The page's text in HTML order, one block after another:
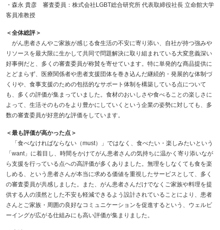
・森永 貴彦 審査委員：株式会社LGBT総合研究所 代表取締役社長 立命館大学
客員准教授
＜全体総評＞
がん患者さんやご家族が感じる食生活の不安に寄り添い、自社が持つ強みや
リソースを最大限に生かして共同で問題解決に取り組まれている大変意義深い
好事例だと、多くの審査委員が称賛を寄せています。特に単発的な商品提供に
とどまらず、医療関係者や患者支援団体を巻き込んだ継続的・発展的な体制づ
くりや、食事支援のための包括的なサポート体制を構築している点について
も、多くの評価が集まっていました。食材のおいしさや食べることの楽しさに
よって、生活そのものをより豊かにしていくという企業の姿勢に対しても、多
数の審査委員が好意的な評価をしています。
＜最も評価が高かった点＞
「食べなければならない（must）」ではなく、食べたい・楽しみたいという
「want」に着目し、時間をかけてがん患者さんの気持ちに温かく寄り添いなが
ら支援を行っている点への高評価が多くありました。無理をしなくても食を楽
しめる、という患者さんが本当に求める価値を重視したサービスとして、多く
の審査委員が共感しました。また、がん患者さんだけでなくご家族や料理を提
供する人の漠然とした不安も軽減できるよう設計されていることにより、患者
さんとご家族・周囲の良好なコミュニケーションを促進するという、ウェルビ
ーイングが広がる仕組みにも高い評価が集まりました。